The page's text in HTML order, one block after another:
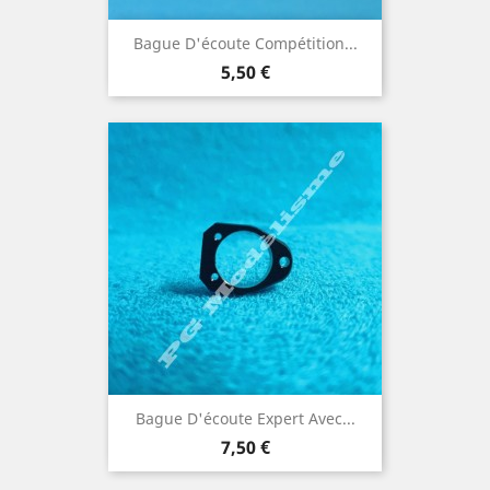
Bague D'écoute Compétition...
Prix
5,50 €
Bague D'écoute Expert Avec...
Prix
7,50 €